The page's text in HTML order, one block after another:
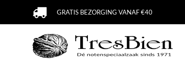
GRATIS BEZORGING VANAF €40